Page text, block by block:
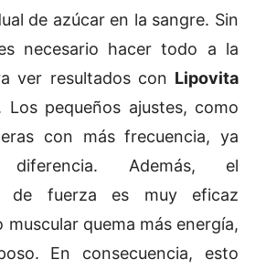
de azúcar en la sangre. Sin
necesario hacer todo a la
ver resultados con Lipovita
Los pequeños ajustes, como
con más frecuencia, ya
Además, el
de fuerza es muy eficaz
muscular quema más energía,
En consecuencia, esto